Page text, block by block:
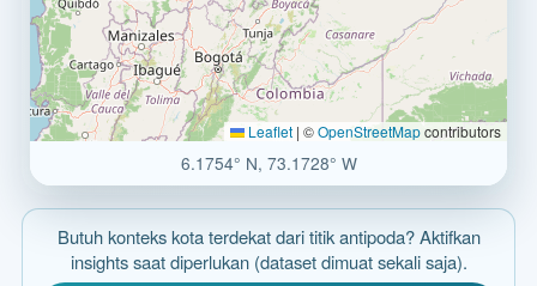
Leaflet | ©OpenStreetMapcontributors
6.1754° N, 73.1728° W
Butuh konteks kota terdekat dari titik antipoda? Aktifkan
insights saat diperlukan (dataset dimuat sekali saja).